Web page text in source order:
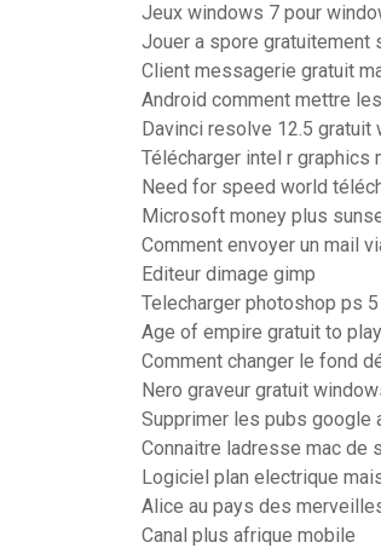
Jeux windows 7 pour
Jouer a spore gratuitement
Client messagerie gratuit
Android comment mettre
Davinci resolve 12.5 gratuit
Télécharger intel r
Need for speed world
Microsoft money plus
Comment envoyer un mail
Editeur dimage gimp
Telecharger photoshop ps
Age of empire gratuit to
Comment changer le fond
Nero graveur gratuit
Supprimer les pubs google
Connaitre ladresse mac de
Logiciel plan electrique
Alice au pays des
Canal plus afrique mobile